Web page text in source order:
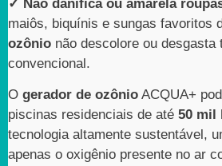
✓ Não danifica ou amarela
maiôs, biquínis e sungas favoritos
ozônio não descolore ou
convencional.
O gerador de ozônio ACQUA+
piscinas residenciais de até 50 mil
tecnologia altamente sustentável,
apenas o oxigênio presente no ar